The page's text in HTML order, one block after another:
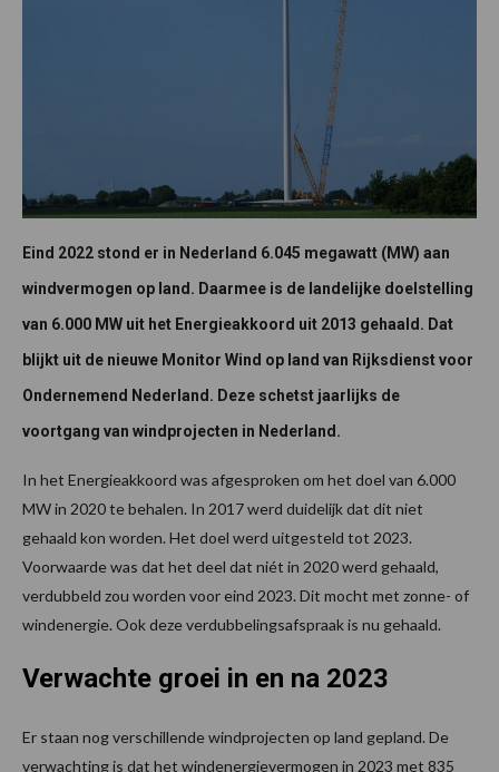
Eind 2022 stond er in Nederland 6.045 megawatt (MW) aan
windvermogen op land. Daarmee is de landelijke doelstelling
van 6.000 MW uit het Energieakkoord uit 2013 gehaald. Dat
blijkt uit de nieuwe Monitor Wind op land van Rijksdienst voor
Ondernemend Nederland. Deze schetst jaarlijks de
voortgang van windprojecten in Nederland.
In het Energieakkoord was afgesproken om het doel van 6.000
MW in 2020 te behalen. In 2017 werd duidelijk dat dit niet
gehaald kon worden. Het doel werd uitgesteld tot 2023.
Voorwaarde was dat het deel dat niét in 2020 werd gehaald,
verdubbeld zou worden voor eind 2023. Dit mocht met zonne- of
windenergie. Ook deze verdubbelingsafspraak is nu gehaald.
Verwachte groei in en na 2023
Er staan nog verschillende windprojecten op land gepland. De
verwachting is dat het windenergievermogen in 2023 met 835